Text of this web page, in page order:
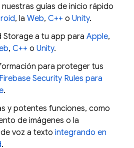
guías de inicio rápido
, la Web, C++ o Unity.
Storage a tu app para Apple,
, C++ o Unity.
para proteger tus
Firebase Security Rules para
.
y potentes funciones, como
de imágenes o la
voz a texto integrando en
.